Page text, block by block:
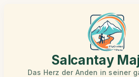
Salcantay
Das Herz der Anden in seiner